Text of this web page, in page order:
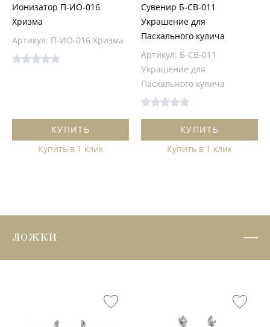
Ионизатор П-ИО-016
Хризма
Артикул: П-ИО-016 Хризма
КУПИТЬ
Купить в 1 клик
Сувенир Б-СВ-011
Украшение для
Пасхального кулича
Артикул: Б-СВ-011
Украшение для
Пасхального кулича
КУПИТЬ
Купить в 1 клик
ЛОЖКИ